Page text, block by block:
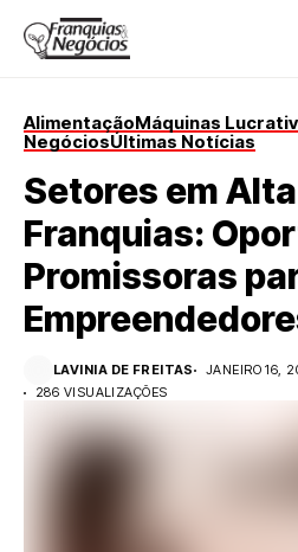
AlimentaçãoMáquinas
NegóciosÚltimas Notícias
Setores em
Franquias:
Promissoras
LAVINIA DE FREITAS JANEIRO 16,
286 VISUALIZAÇÕES